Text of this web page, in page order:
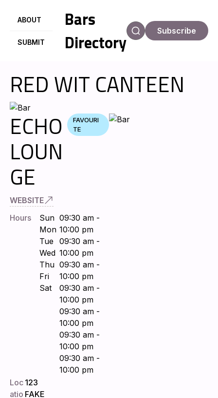
ABOUT
SUBMIT
Bars
Directory
Subscribe
RED WIT CANTEEN
ECHO
LOUN
GE
FAVOURI
TE
WEBSITE
Hours
Sun
Mon
Tue
Wed
Thu
Fri
Sat
09:30 am -
10:00 pm
09:30 am -
10:00 pm
09:30 am -
10:00 pm
09:30 am -
10:00 pm
09:30 am -
10:00 pm
09:30 am -
10:00 pm
09:30 am -
10:00 pm
Loc
atio
123
FAKE